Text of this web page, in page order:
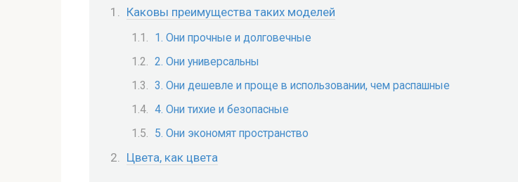
Каковы преимущества таких моделей
1. Они прочные и долговечные
2. Они универсальны
3. Они дешевле и проще в использовании, чем распашные
4. Они тихие и безопасные
5. Они экономят пространство
Цвета, как цвета